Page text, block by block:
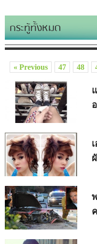
กระทู้ทั้งหมด
« Previous 47 48